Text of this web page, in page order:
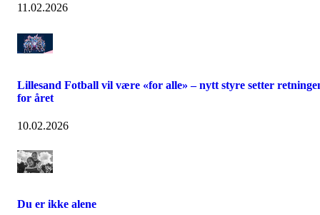
11.02.2026
Lillesand Fotball vil være «for alle» – nytt styre setter
for året
10.02.2026
Du er ikke alene